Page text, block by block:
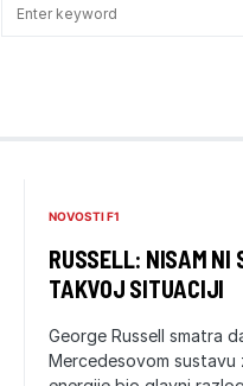
NOVOSTI F1
RUSSELL: NISAM NI
TAKVOJ SITUACIJI
George Russell smatra
Mercedesovom sustavu